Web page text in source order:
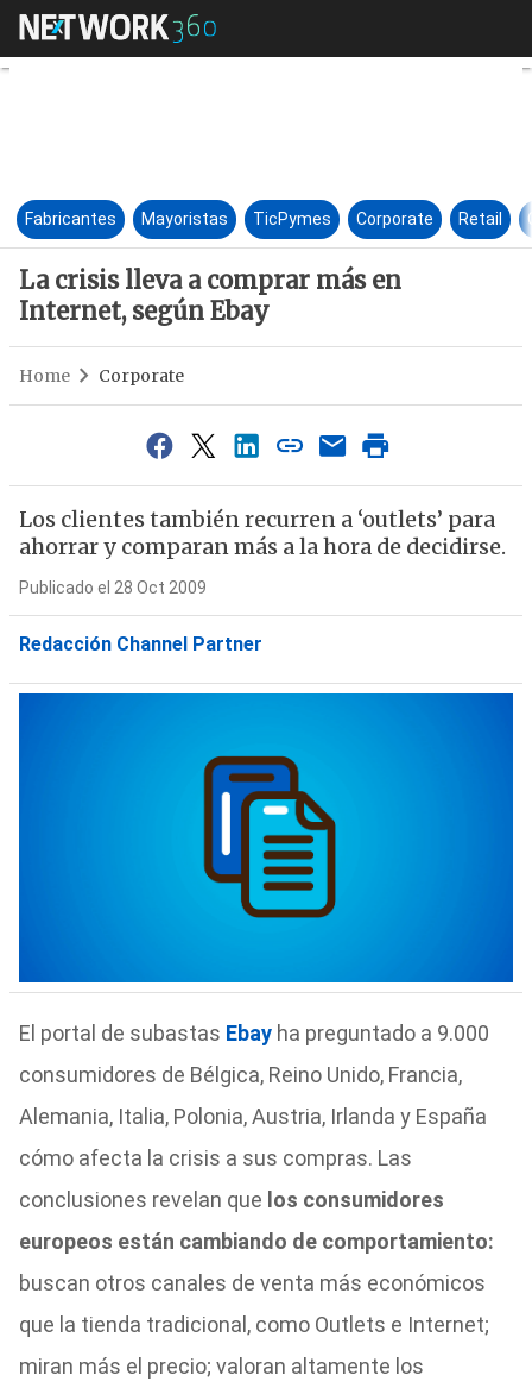
La crisis lleva a comprar más
Fabricantes Mayoristas TicPymes Corporate Retail
La crisis lleva a comprar más en
Internet, según Ebay
Home Corporate
Los clientes también recurren a ‘outlets’ para
ahorrar y comparan más a la hora de decidirse.
Publicado el 28 Oct 2009
Redacción Channel Partner
El portal de subastas Ebayha preguntado a 9.000
consumidores de Bélgica, Reino Unido, Francia,
Alemania, Italia, Polonia, Austria, Irlanda y España
cómo afecta la crisis a sus compras. Las
conclusiones revelan que los consumidores
europeos están cambiando de comportamiento:
buscan otros canales de venta más económicos
que la tienda tradicional, como Outlets e Internet;
miran más el precio; valoran altamente los